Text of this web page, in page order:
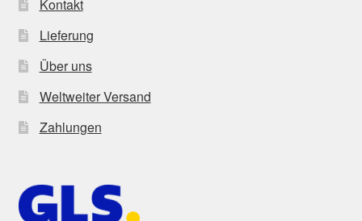
Kontakt
Lieferung
Über uns
Weltweiter Versand
Zahlungen